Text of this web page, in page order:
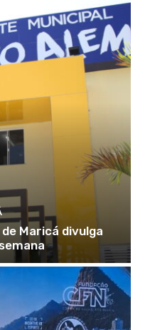
Maricá divulga